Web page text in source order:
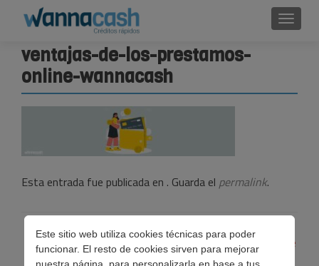
Este sitio web utiliza cookies técnicas para poder
funcionar. El resto de cookies sirven para mejorar
nuestra página, para personalizarla en base a tus
ventajas-de-los-prestamos-
online-wannacash
Esta entrada fue publicada en . Guarda el permalink.
Navegación
Ventajas de los préstamos online sobre una tarjeta de
crédito